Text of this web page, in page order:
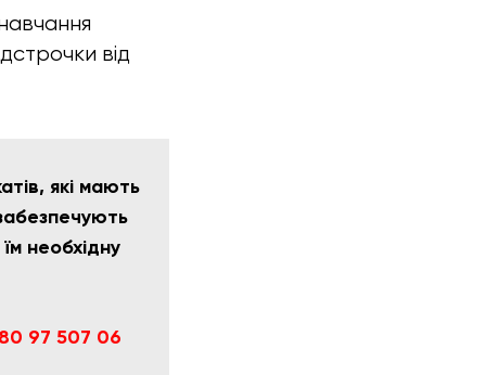
від
які мають
необхідну
97 507 06